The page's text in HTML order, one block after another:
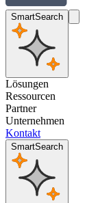
SmartSearch
Lösungen
Ressourcen
Partner
Unternehmen
Kontakt
SmartSearch